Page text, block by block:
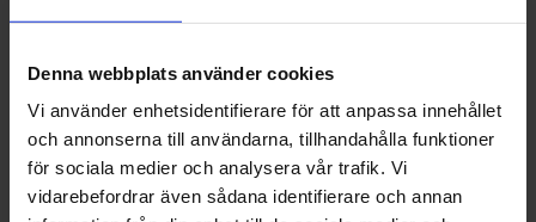
Denna webbplats använder cookies
Vi använder enhetsidentifierare för att anpassa innehållet
och annonserna till användarna, tillhandahålla funktioner
för sociala medier och analysera vår trafik. Vi
vidarebefordrar även sådana identifierare och annan
Lens Height (mm) : 59
Bridge Distance (mm) : 15
Temple Length (mm) : 138
Base : 5
Lens Size (mm) : 135